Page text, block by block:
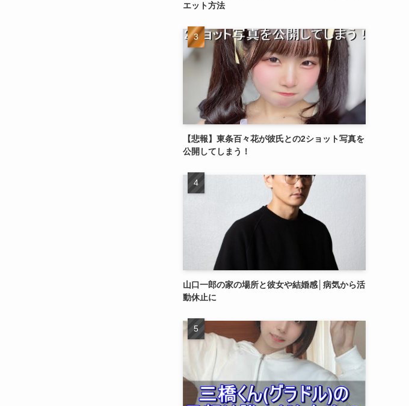
エット方法
【悲報】東条百々花が彼氏との2ショット写真を
公開してしまう！
山口一郎の家の場所と彼女や結婚感│病気から活
動休止に